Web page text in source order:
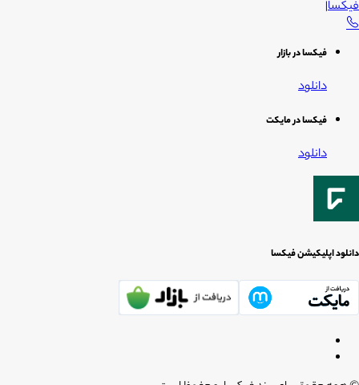
فیکسا|
فیکسا در بازار
دانلود
فیکسا در مایکت
دانلود
دانلود اپلیکیشن فیکسا